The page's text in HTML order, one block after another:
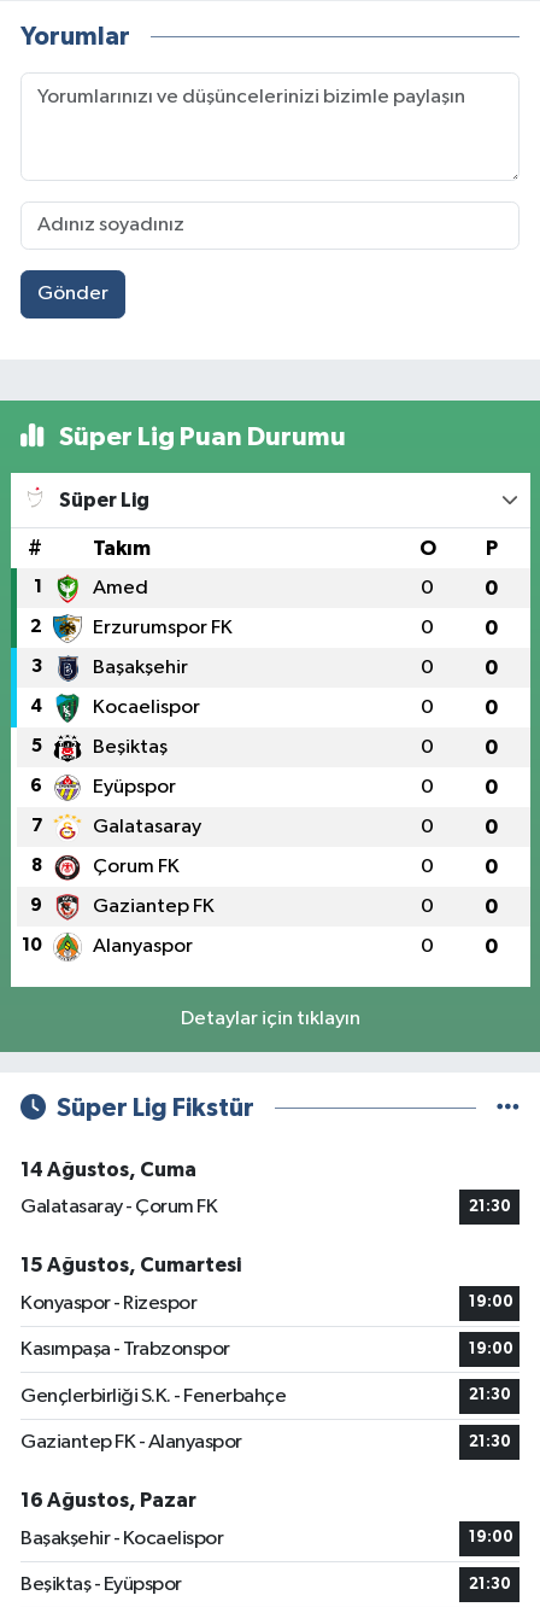
Yorumlar
Gönder
Süper Lig Puan Durumu
Süper Lig
# Takım O P
1 Amed 0 0
2 Erzurumspor FK 0 0
3 Başakşehir 0 0
4 Kocaelispor 0 0
5 Beşiktaş 0 0
6 Eyüpspor 0 0
7 Galatasaray 0 0
8 Çorum FK 0 0
9 Gaziantep FK 0 0
10 Alanyaspor 0 0
Detaylar için tıklayın
Süper Lig Fikstür
14 Ağustos, Cuma
Galatasaray - Çorum FK
21:30
15 Ağustos, Cumartesi
Konyaspor - Rizespor
19:00
Kasımpaşa - Trabzonspor 19:00
Gençlerbirliği S.K. - Fenerbahçe 21:30
Gaziantep FK - Alanyaspor 21:30
16 Ağustos, Pazar
Başakşehir - Kocaelispor
19:00
Beşiktaş - Eyüpspor 21:30